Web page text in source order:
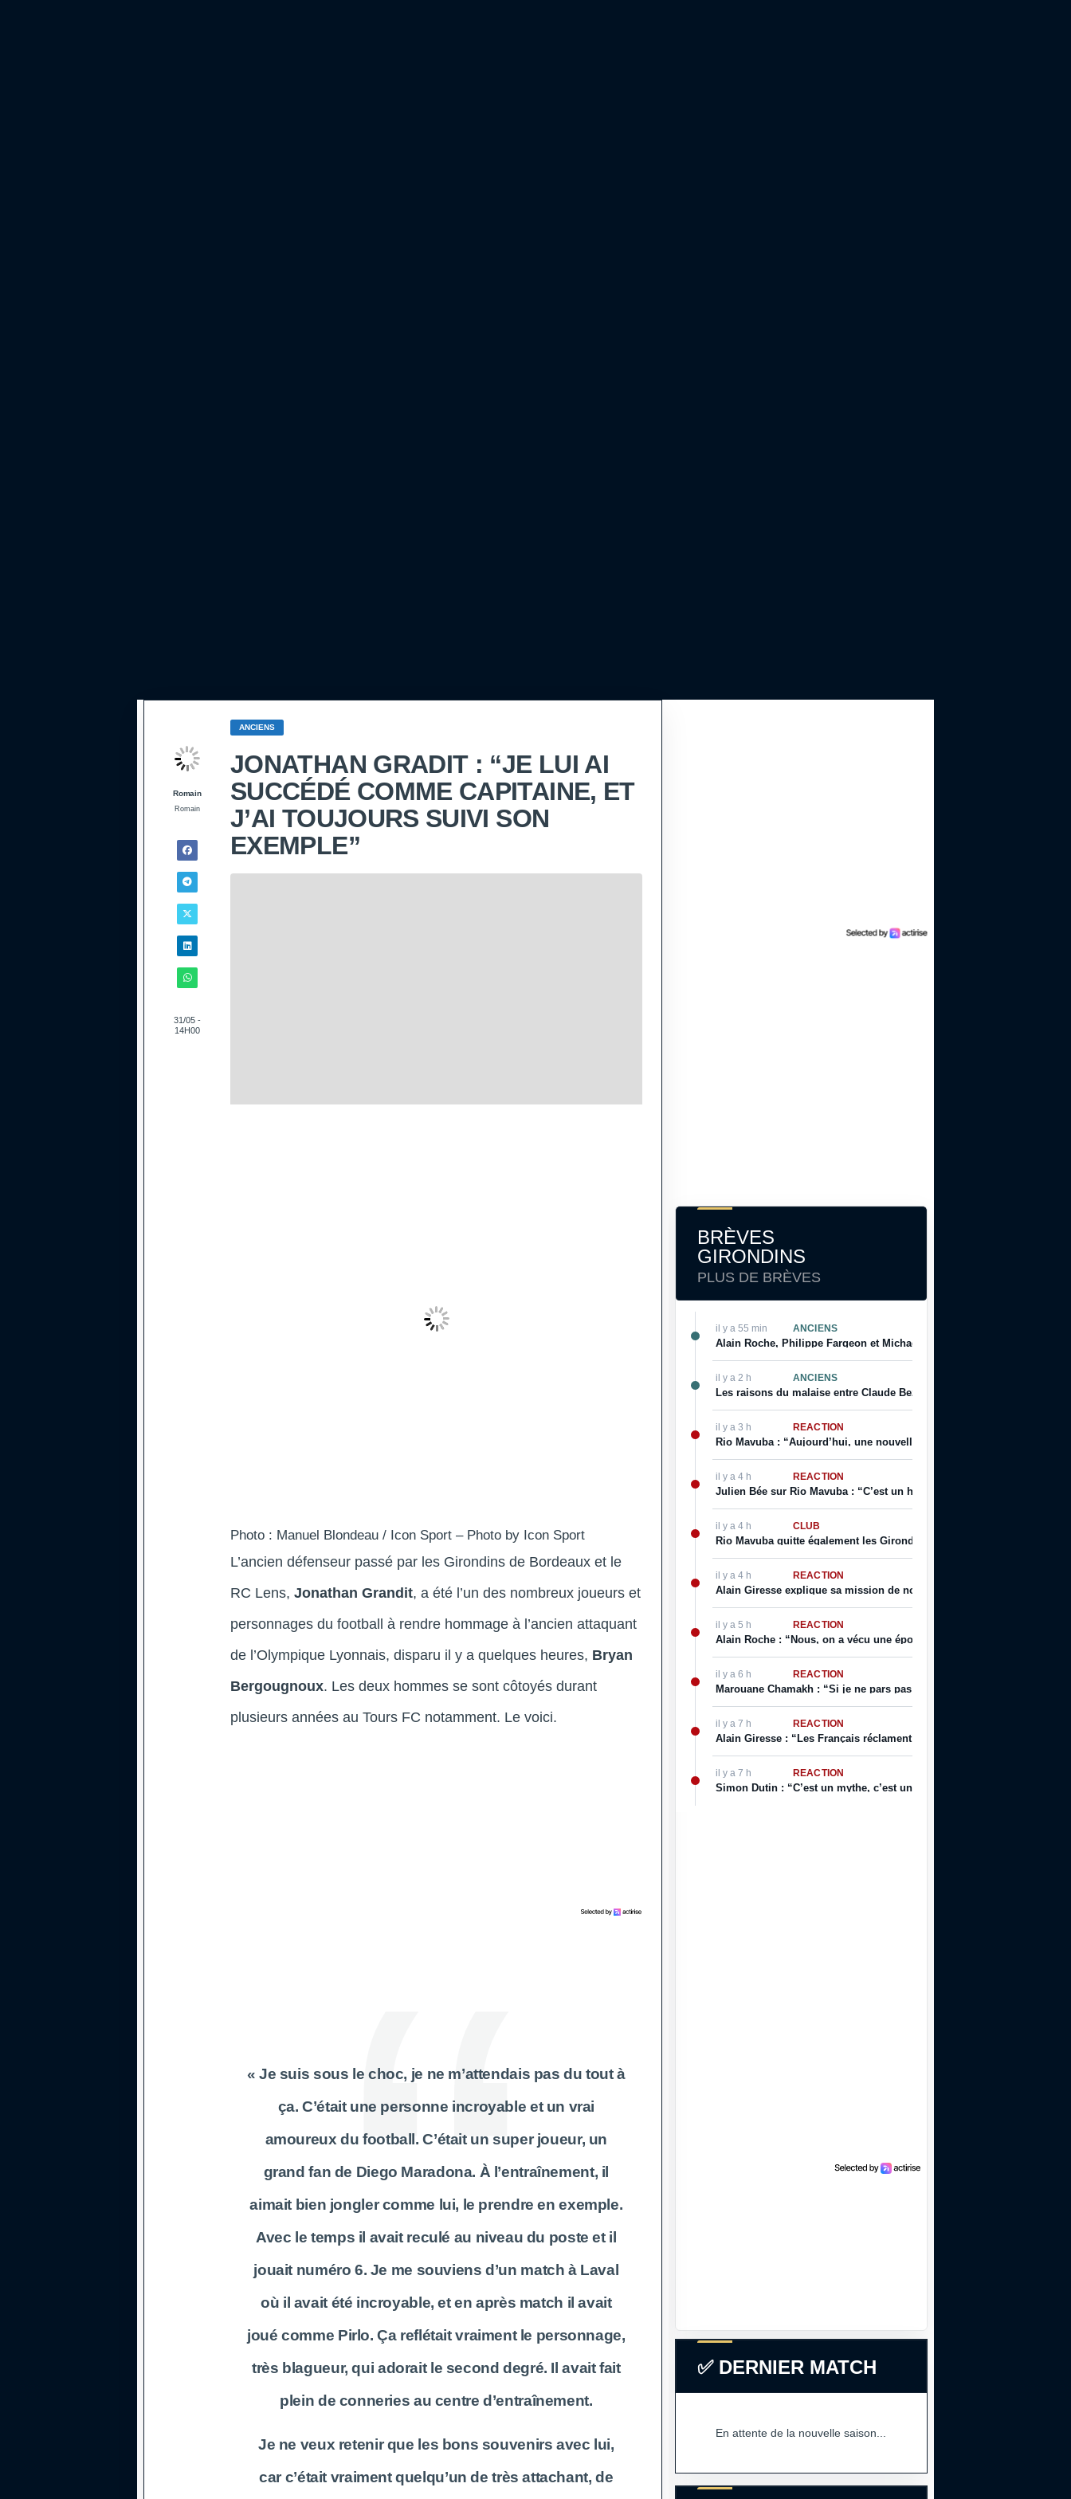
Romain
Romain
31/05 -
14H00
ANCIENS
JONATHAN GRADIT : “JE LUI AI
SUCCÉDÉ COMME CAPITAINE, ET
J’AI TOUJOURS SUIVI SON
EXEMPLE”
Photo : Manuel Blondeau / Icon Sport – Photo by Icon Sport
L’ancien défenseur passé par les Girondins de Bordeaux et le
RC Lens, Jonathan Grandit, a été l’un des nombreux joueurs et
personnages du football à rendre hommage à l’ancien attaquant
de l’Olympique Lyonnais, disparu il y a quelques heures, Bryan
Bergougnoux. Les deux hommes se sont côtoyés durant
plusieurs années au Tours FC notamment. Le voici.
« Je suis sous le choc, je ne m’attendais pas du tout à
ça. C’était une personne incroyable et un vrai
amoureux du football. C’était un super joueur, un
grand fan de Diego Maradona. À l’entraînement, il
aimait bien jongler comme lui, le prendre en exemple.
Avec le temps il avait reculé au niveau du poste et il
jouait numéro 6. Je me souviens d’un match à Laval
où il avait été incroyable, et en après match il avait
joué comme Pirlo. Ça reflétait vraiment le personnage,
très blagueur, qui adorait le second degré. Il avait fait
plein de conneries au centre d’entraînement.
Je ne veux retenir que les bons souvenirs avec lui,
car c’était vraiment quelqu’un de très attachant, de
BRÈVES
GIRONDINS
PLUS DE BRÈVES
il y a 55 min ANCIENS
Alain Roche, Philippe Fargeon et Michaël Ciani parlent de leur rapport
il y a 2 h ANCIENS
Les raisons du malaise entre Claude Bez et Alain Giresse
il y a 3 h RÉACTION
Rio Mavuba : “Aujourd’hui, une nouvelle page se tourne […] j’espère
il y a 4 h RÉACTION
Julien Bée sur Rio Mavuba : “C’est un homme qui incarne les valeurs
il y a 4 h CLUB
Rio Mavuba quitte également les Girondins de Bordeaux
il y a 4 h RÉACTION
Alain Giresse explique sa mission de nouveau Directeur Technique du
il y a 5 h RÉACTION
Alain Roche : “Nous, on a vécu une époque fantastique pour nous,
il y a 6 h RÉACTION
Marouane Chamakh : “Si je ne pars pas libre, je ne quitte jamais les
il y a 7 h RÉACTION
Alain Giresse : “Les Français réclament davantage : ils veulent voir du
il y a 7 h RÉACTION
Simon Dutin : “C’est un mythe, c’est une légende, on a décidé que ce
✅ DERNIER MATCH
En attente de la nouvelle saison...